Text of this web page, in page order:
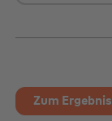
Zum Ergebnis